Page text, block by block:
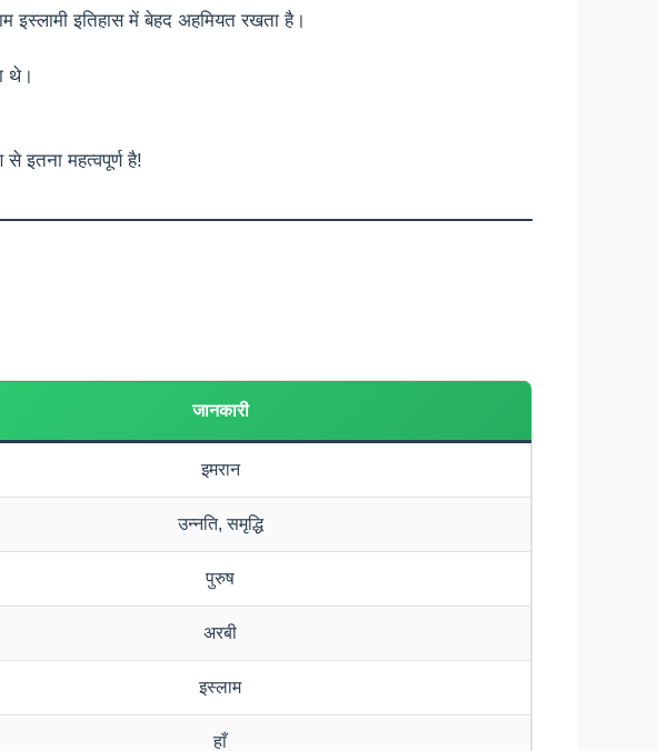
इस्लामी इतिहास में बेहद अहमियत रखता है।
थे।
इतना महत्वपूर्ण है!
जानकारी
इमरान
उन्नति, समृद्धि
पुरुष
अरबी
इस्लाम
हाँ